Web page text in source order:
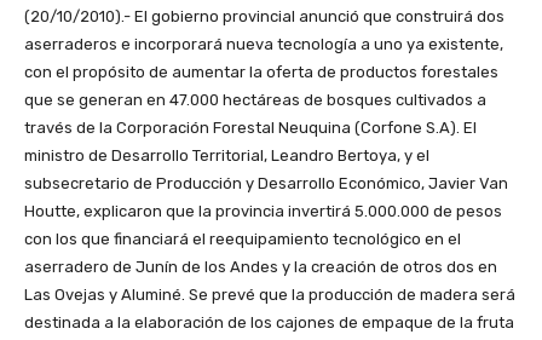
(20/10/2010).- El gobierno provincial anunció que construirá dos
aserraderos e incorporará nueva tecnología a uno ya existente,
con el propósito de aumentar la oferta de productos forestales
que se generan en 47.000 hectáreas de bosques cultivados a
través de la Corporación Forestal Neuquina (Corfone S.A). El
ministro de Desarrollo Territorial, Leandro Bertoya, y el
subsecretario de Producción y Desarrollo Económico, Javier Van
Houtte, explicaron que la provincia invertirá 5.000.000 de pesos
con los que financiará el reequipamiento tecnológico en el
aserradero de Junín de los Andes y la creación de otros dos en
Las Ovejas y Aluminé. Se prevé que la producción de madera será
destinada a la elaboración de los cajones de empaque de la fruta